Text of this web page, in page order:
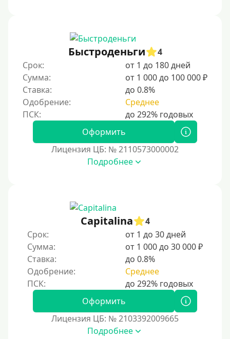
Быстроденьги
4
Срок:
от 1 до 180 дней
Сумма:
от 1 000 до 100 000 ₽
Ставка:
до 0.8%
Одобрение:
Среднее
Оформить
Лицензия ЦБ: № 2110573000002
Подробнее
Capitalina
4
Срок:
от 1 до 30 дней
Сумма:
от 1 000 до 30 000 ₽
Ставка:
до 0.8%
Одобрение:
Среднее
Оформить
Лицензия ЦБ: № 2103392009665
Подробнее